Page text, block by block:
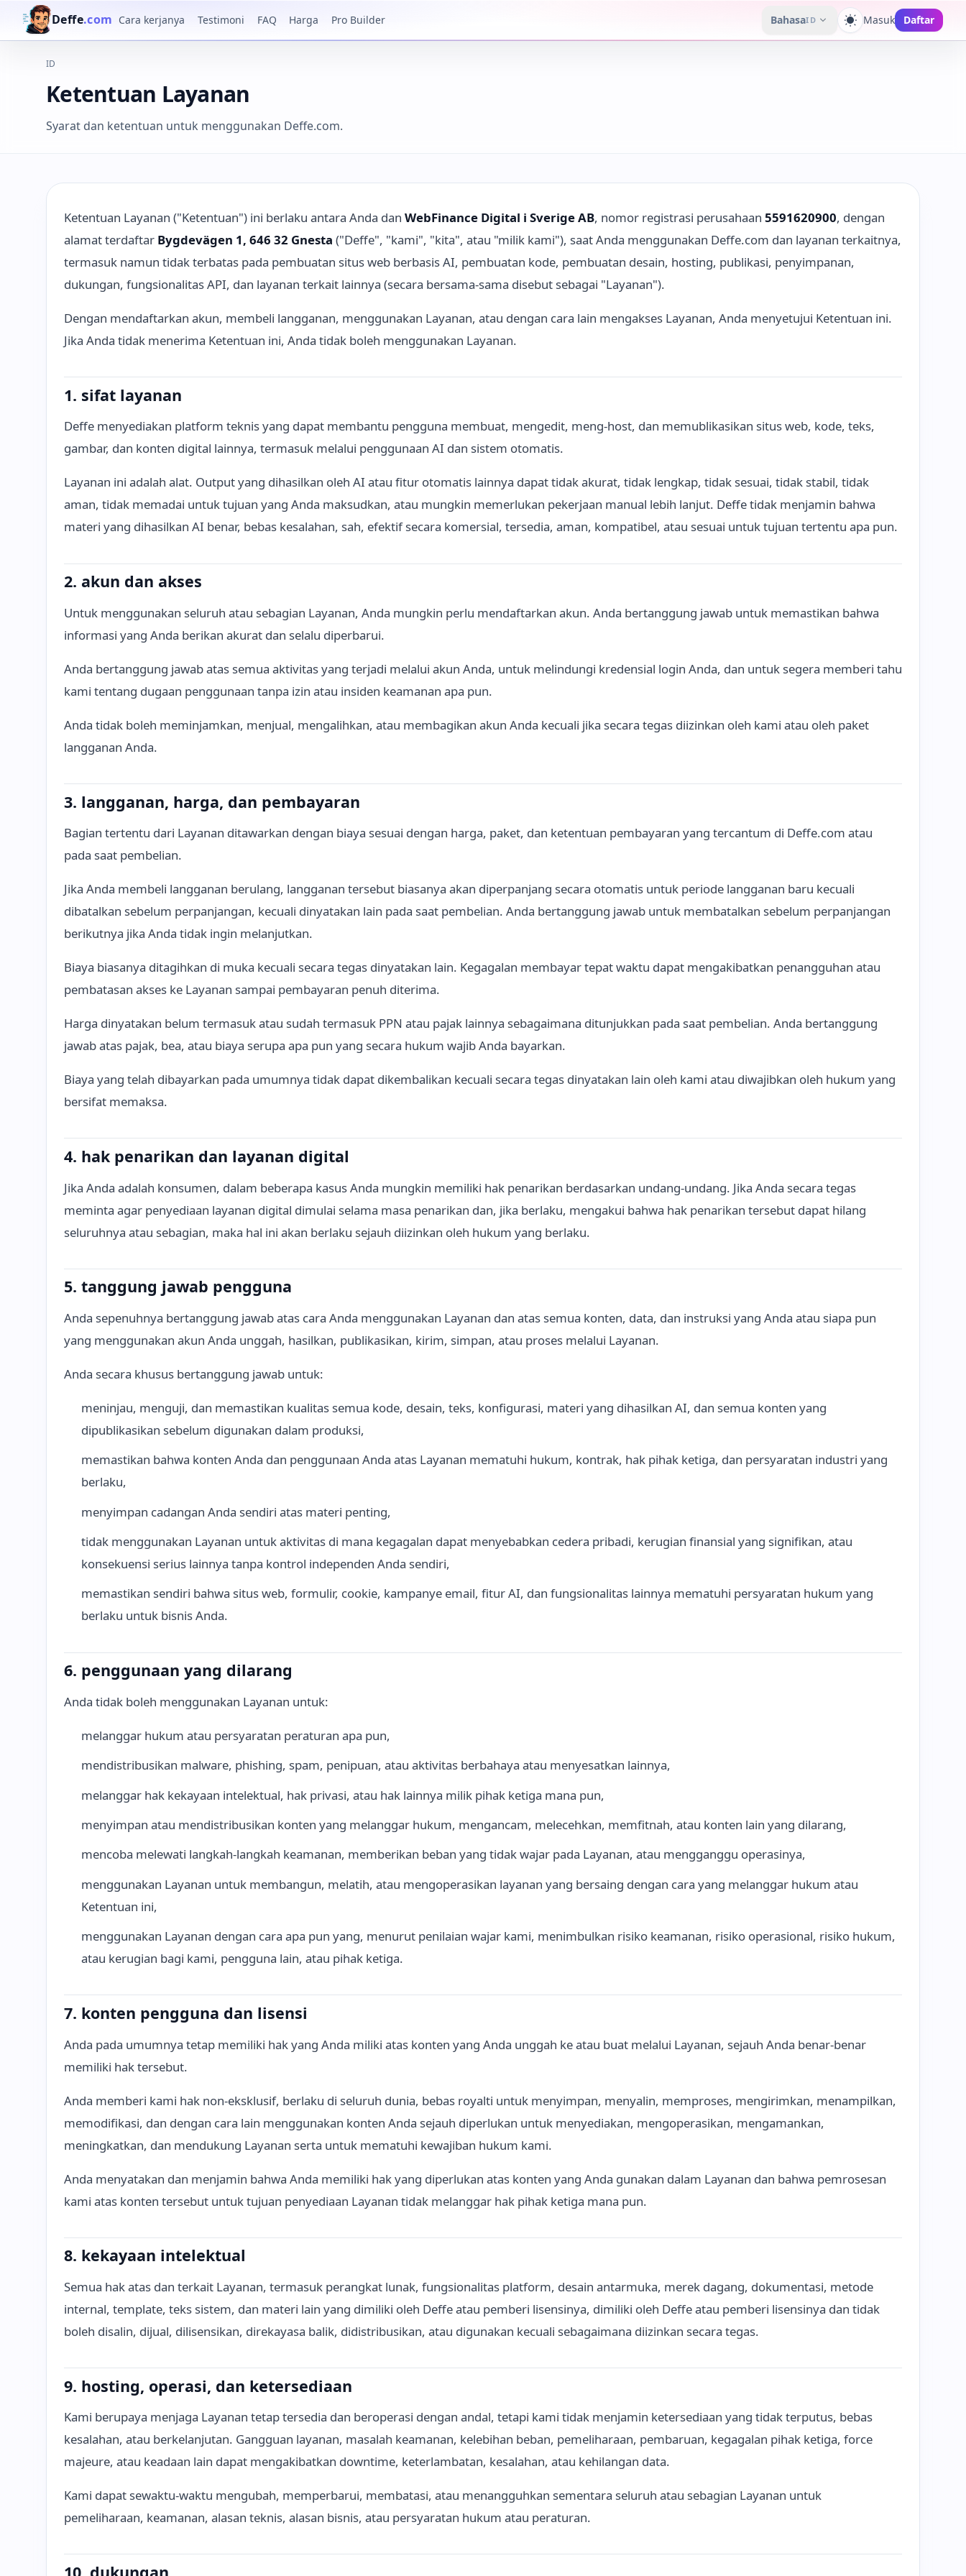
Deffe.com Cara kerjanya Testimoni FAQ Harga Pro Builder BahasaID Ganti tema
Masuk Daftar
ID
Ketentuan Layanan
Syarat dan ketentuan untuk menggunakan Deffe.com.
Ketentuan Layanan ("Ketentuan") ini berlaku antara Anda dan WebFinance Digital i Sverige AB, nomor registrasi perusahaan 5591620900, dengan
alamat terdaftar Bygdevägen 1, 646 32 Gnesta ("Deffe", "kami", "kita", atau "milik kami"), saat Anda menggunakan Deffe.com dan layanan terkaitnya,
termasuk namun tidak terbatas pada pembuatan situs web berbasis AI, pembuatan kode, pembuatan desain, hosting, publikasi, penyimpanan,
dukungan, fungsionalitas API, dan layanan terkait lainnya (secara bersama-sama disebut sebagai "Layanan").
Dengan mendaftarkan akun, membeli langganan, menggunakan Layanan, atau dengan cara lain mengakses Layanan, Anda menyetujui Ketentuan ini.
Jika Anda tidak menerima Ketentuan ini, Anda tidak boleh menggunakan Layanan.
1. sifat layanan
Deffe menyediakan platform teknis yang dapat membantu pengguna membuat, mengedit, meng-host, dan memublikasikan situs web, kode, teks,
gambar, dan konten digital lainnya, termasuk melalui penggunaan AI dan sistem otomatis.
Layanan ini adalah alat. Output yang dihasilkan oleh AI atau fitur otomatis lainnya dapat tidak akurat, tidak lengkap, tidak sesuai, tidak stabil, tidak
aman, tidak memadai untuk tujuan yang Anda maksudkan, atau mungkin memerlukan pekerjaan manual lebih lanjut. Deffe tidak menjamin bahwa
materi yang dihasilkan AI benar, bebas kesalahan, sah, efektif secara komersial, tersedia, aman, kompatibel, atau sesuai untuk tujuan tertentu apa pun.
2. akun dan akses
Untuk menggunakan seluruh atau sebagian Layanan, Anda mungkin perlu mendaftarkan akun. Anda bertanggung jawab untuk memastikan bahwa
informasi yang Anda berikan akurat dan selalu diperbarui.
Anda bertanggung jawab atas semua aktivitas yang terjadi melalui akun Anda, untuk melindungi kredensial login Anda, dan untuk segera memberi tahu
kami tentang dugaan penggunaan tanpa izin atau insiden keamanan apa pun.
Anda tidak boleh meminjamkan, menjual, mengalihkan, atau membagikan akun Anda kecuali jika secara tegas diizinkan oleh kami atau oleh paket
langganan Anda.
3. langganan, harga, dan pembayaran
Bagian tertentu dari Layanan ditawarkan dengan biaya sesuai dengan harga, paket, dan ketentuan pembayaran yang tercantum di Deffe.com atau
pada saat pembelian.
Jika Anda membeli langganan berulang, langganan tersebut biasanya akan diperpanjang secara otomatis untuk periode langganan baru kecuali
dibatalkan sebelum perpanjangan, kecuali dinyatakan lain pada saat pembelian. Anda bertanggung jawab untuk membatalkan sebelum perpanjangan
berikutnya jika Anda tidak ingin melanjutkan.
Biaya biasanya ditagihkan di muka kecuali secara tegas dinyatakan lain. Kegagalan membayar tepat waktu dapat mengakibatkan penangguhan atau
pembatasan akses ke Layanan sampai pembayaran penuh diterima.
Harga dinyatakan belum termasuk atau sudah termasuk PPN atau pajak lainnya sebagaimana ditunjukkan pada saat pembelian. Anda bertanggung
jawab atas pajak, bea, atau biaya serupa apa pun yang secara hukum wajib Anda bayarkan.
Biaya yang telah dibayarkan pada umumnya tidak dapat dikembalikan kecuali secara tegas dinyatakan lain oleh kami atau diwajibkan oleh hukum yang
bersifat memaksa.
4. hak penarikan dan layanan digital
Jika Anda adalah konsumen, dalam beberapa kasus Anda mungkin memiliki hak penarikan berdasarkan undang-undang. Jika Anda secara tegas
meminta agar penyediaan layanan digital dimulai selama masa penarikan dan, jika berlaku, mengakui bahwa hak penarikan tersebut dapat hilang
seluruhnya atau sebagian, maka hal ini akan berlaku sejauh diizinkan oleh hukum yang berlaku.
5. tanggung jawab pengguna
Anda sepenuhnya bertanggung jawab atas cara Anda menggunakan Layanan dan atas semua konten, data, dan instruksi yang Anda atau siapa pun
yang menggunakan akun Anda unggah, hasilkan, publikasikan, kirim, simpan, atau proses melalui Layanan.
Anda secara khusus bertanggung jawab untuk:
meninjau, menguji, dan memastikan kualitas semua kode, desain, teks, konfigurasi, materi yang dihasilkan AI, dan semua konten yang
dipublikasikan sebelum digunakan dalam produksi,
memastikan bahwa konten Anda dan penggunaan Anda atas Layanan mematuhi hukum, kontrak, hak pihak ketiga, dan persyaratan industri yang
berlaku,
menyimpan cadangan Anda sendiri atas materi penting,
tidak menggunakan Layanan untuk aktivitas di mana kegagalan dapat menyebabkan cedera pribadi, kerugian finansial yang signifikan, atau
konsekuensi serius lainnya tanpa kontrol independen Anda sendiri,
memastikan sendiri bahwa situs web, formulir, cookie, kampanye email, fitur AI, dan fungsionalitas lainnya mematuhi persyaratan hukum yang
berlaku untuk bisnis Anda.
6. penggunaan yang dilarang
Anda tidak boleh menggunakan Layanan untuk:
melanggar hukum atau persyaratan peraturan apa pun,
mendistribusikan malware, phishing, spam, penipuan, atau aktivitas berbahaya atau menyesatkan lainnya,
melanggar hak kekayaan intelektual, hak privasi, atau hak lainnya milik pihak ketiga mana pun,
menyimpan atau mendistribusikan konten yang melanggar hukum, mengancam, melecehkan, memfitnah, atau konten lain yang dilarang,
mencoba melewati langkah-langkah keamanan, memberikan beban yang tidak wajar pada Layanan, atau mengganggu operasinya,
menggunakan Layanan untuk membangun, melatih, atau mengoperasikan layanan yang bersaing dengan cara yang melanggar hukum atau
Ketentuan ini,
menggunakan Layanan dengan cara apa pun yang, menurut penilaian wajar kami, menimbulkan risiko keamanan, risiko operasional, risiko hukum,
atau kerugian bagi kami, pengguna lain, atau pihak ketiga.
7. konten pengguna dan lisensi
Anda pada umumnya tetap memiliki hak yang Anda miliki atas konten yang Anda unggah ke atau buat melalui Layanan, sejauh Anda benar-benar
memiliki hak tersebut.
Anda memberi kami hak non-eksklusif, berlaku di seluruh dunia, bebas royalti untuk menyimpan, menyalin, memproses, mengirimkan, menampilkan,
memodifikasi, dan dengan cara lain menggunakan konten Anda sejauh diperlukan untuk menyediakan, mengoperasikan, mengamankan,
meningkatkan, dan mendukung Layanan serta untuk mematuhi kewajiban hukum kami.
Anda menyatakan dan menjamin bahwa Anda memiliki hak yang diperlukan atas konten yang Anda gunakan dalam Layanan dan bahwa pemrosesan
kami atas konten tersebut untuk tujuan penyediaan Layanan tidak melanggar hak pihak ketiga mana pun.
8. kekayaan intelektual
Semua hak atas dan terkait Layanan, termasuk perangkat lunak, fungsionalitas platform, desain antarmuka, merek dagang, dokumentasi, metode
internal, template, teks sistem, dan materi lain yang dimiliki oleh Deffe atau pemberi lisensinya, dimiliki oleh Deffe atau pemberi lisensinya dan tidak
boleh disalin, dijual, dilisensikan, direkayasa balik, didistribusikan, atau digunakan kecuali sebagaimana diizinkan secara tegas.
9. hosting, operasi, dan ketersediaan
Kami berupaya menjaga Layanan tetap tersedia dan beroperasi dengan andal, tetapi kami tidak menjamin ketersediaan yang tidak terputus, bebas
kesalahan, atau berkelanjutan. Gangguan layanan, masalah keamanan, kelebihan beban, pemeliharaan, pembaruan, kegagalan pihak ketiga, force
majeure, atau keadaan lain dapat mengakibatkan downtime, keterlambatan, kesalahan, atau kehilangan data.
Kami dapat sewaktu-waktu mengubah, memperbarui, membatasi, atau menangguhkan sementara seluruh atau sebagian Layanan untuk
pemeliharaan, keamanan, alasan teknis, alasan bisnis, atau persyaratan hukum atau peraturan.